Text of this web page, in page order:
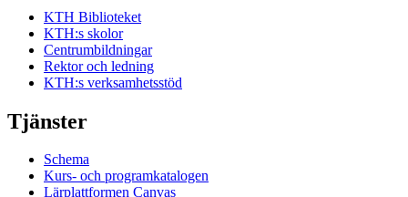
KTH Biblioteket
KTH:s skolor
Centrumbildningar
Rektor och ledning
KTH:s verksamhetsstöd
Tjänster
Schema
Kurs- och programkatalogen
Lärplattformen Canvas